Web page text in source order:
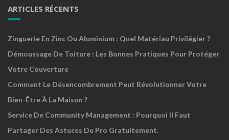
ARTICLES RÉCENTS
Zinguerie En Zinc Ou Aluminium : Quel Matériau Privilégier ?
Démoussage De Toiture : Les Bonnes Pratiques Pour Protéger
Votre Couverture
Comment Le Désencombrement Peut Révolutionner Votre
Bien-Être À La Maison ?
Service De Community Management : Pourquoi Il Faut
Partager Des Astuces De Pro Gratuitement.